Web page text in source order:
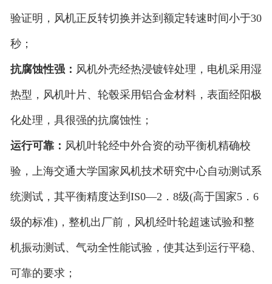
验证明，风机正反转切换并达到额定转速时间小于30
秒；
抗腐蚀性强： 风机外壳经热浸镀锌处理，电机采用湿
热型，风机叶片、轮毂采用铝合金材料，表面经阳极
化处理，具很强的抗腐蚀性；
运行可靠： 风机叶轮经中外合资的动平衡机精确校
验，上海交通大学国家风机技术研究中心自动测试系
统测试，其平衡精度达到IS0—2．8级(高于国家5．6
级的标准)，整机出厂前，风机经叶轮超速试验和整
机振动测试、气动全性能试验，使其达到运行平稳、
可靠的要求；